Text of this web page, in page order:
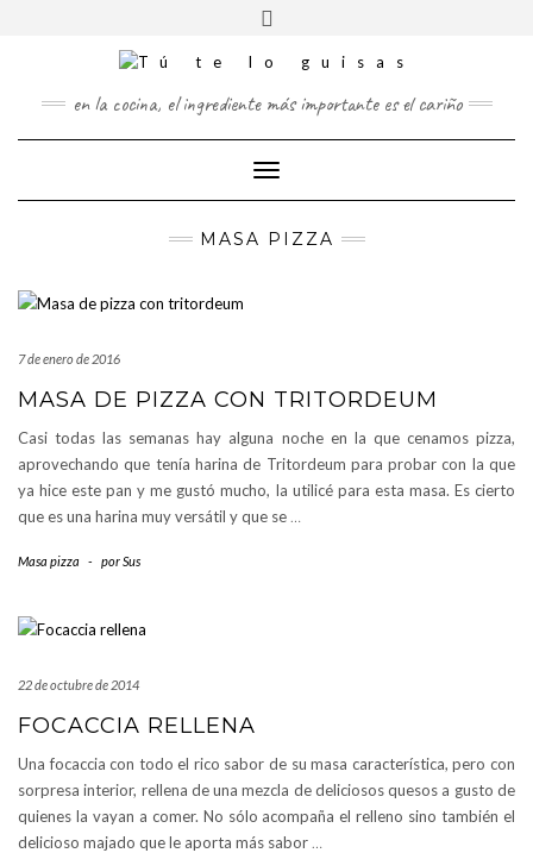
FOLLOW
US
FACEBOOK
cabecera
en la cocina, el ingrediente más importante es el cariño
Cambiar
modo
navegación
MASA PIZZA
7 de enero de 2016
MASA DE PIZZA CON TRITORDEUM
Casi todas las semanas hay alguna noche en la que cenamos pizza,
aprovechando que tenía harina de Tritordeum para probar con la que
ya hice este pan y me gustó mucho, la utilicé para esta masa. Es cierto
que es una harina muy versátil y que se …
Masa pizza - porSus
22 de octubre de 2014
FOCACCIA RELLENA
Una focaccia con todo el rico sabor de su masa característica, pero con
sorpresa interior, rellena de una mezcla de deliciosos quesos a gusto de
quienes la vayan a comer. No sólo acompaña el relleno sino también el
delicioso majado que le aporta más sabor …